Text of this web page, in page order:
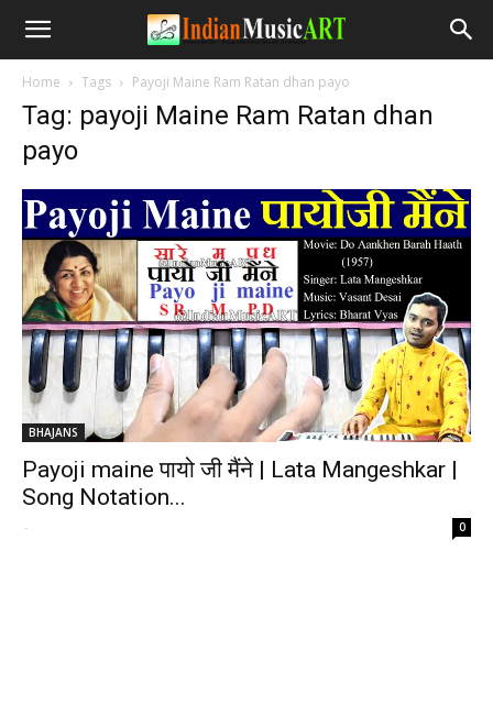
Home Tags Payoji Maine Ram Ratan dhan payo
Tag: payoji Maine Ram Ratan dhan
payo
BHAJANS
Payoji maine पायो जी मैंने | Lata Mangeshkar |
Song Notation...
- 0